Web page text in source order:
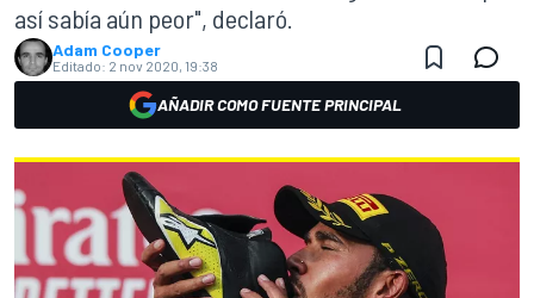
así sabía aún peor", declaró.
Adam Cooper
Editado: 2 nov 2020, 19:38
AÑADIR COMO FUENTE PRINCIPAL